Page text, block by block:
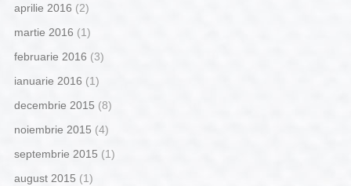
aprilie 2016 (2)
martie 2016 (1)
februarie 2016 (3)
ianuarie 2016 (1)
decembrie 2015 (8)
noiembrie 2015 (4)
septembrie 2015 (1)
august 2015 (1)